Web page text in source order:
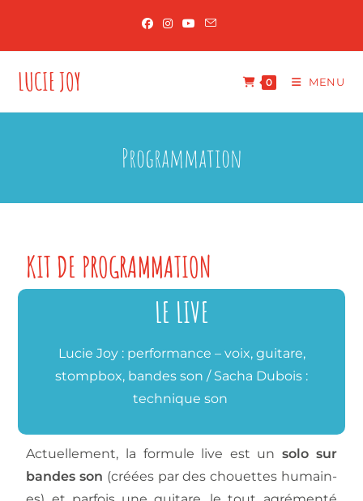
LUCIE JOY 0 MENU
Programmation
KIT DE PROGRAMMATION​
LE LIVE
Lucie Joy : performance – voix, guitare,
stompbox, bandes son / Sacha Dubois :
technique son
Actuellement, la formule live est un solo sur
bandes son (créées par des chouettes humain-